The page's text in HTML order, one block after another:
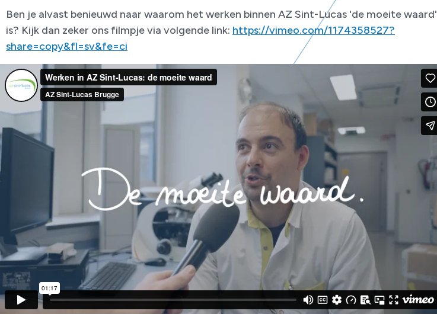
Ben je alvast benieuwd naar waarom het werken binnen AZ Sint-Lucas 'de moeite waard'
is? Kijk dan zeker ons filmpje via volgende link: https://vimeo.com/1174358527?
share=copy&fl=sv&fe=ci